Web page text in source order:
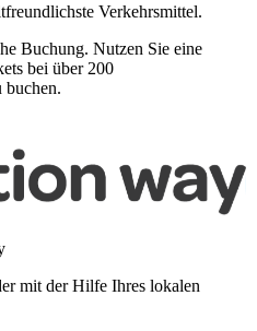
Verkehrsmittel.
Buchung. Nutzen Sie eine
bei über 200
buchen.
mit der Hilfe Ihres lokalen